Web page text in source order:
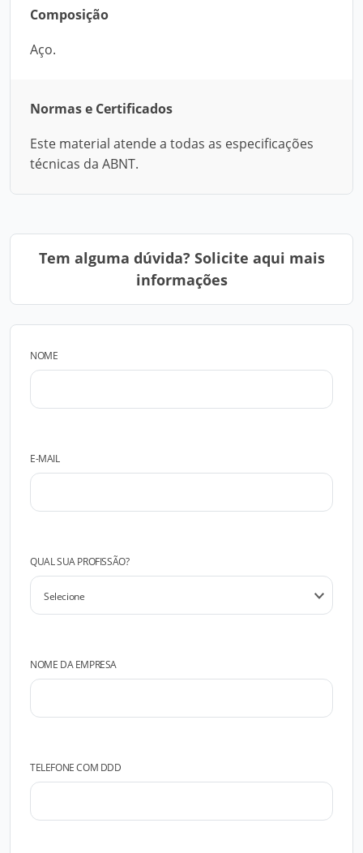
Composição
Aço.
Normas e Certificados
Este material atende a todas as especificações
técnicas da ABNT.
Tem alguma dúvida? Solicite aqui mais
informações
NOME
E-MAIL
QUAL SUA PROFISSÃO?
NOME DA EMPRESA
TELEFONE COM DDD